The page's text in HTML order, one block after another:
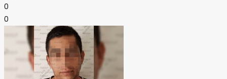
0
0